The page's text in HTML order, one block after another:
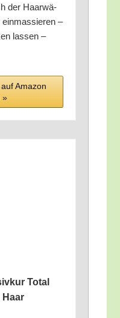
der Haar­wä­
–
las­sen –
Ama­zon
»
Total
Haar